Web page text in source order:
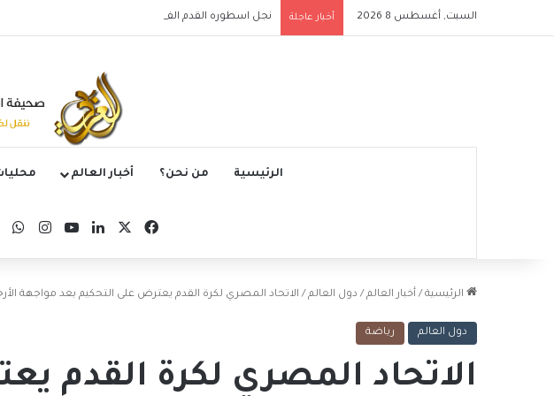
السبت, أغسطس 8 2026 أخبار عاجلة نجل اسطوره القدم الفرنسيه زيدان لوكا يتعاقد مع نادي
الرئيسية من نحن؟ أخبار العالم
فيسبوكلينكدإن‫YouTube
الرئيسية / أخبار العالم / دول العالم / الاتحاد المصري لكرة القدم يعترض على التحكيم بعد مواجهة
دول العالم رياضة
الاتحاد المصري لكرة القدم